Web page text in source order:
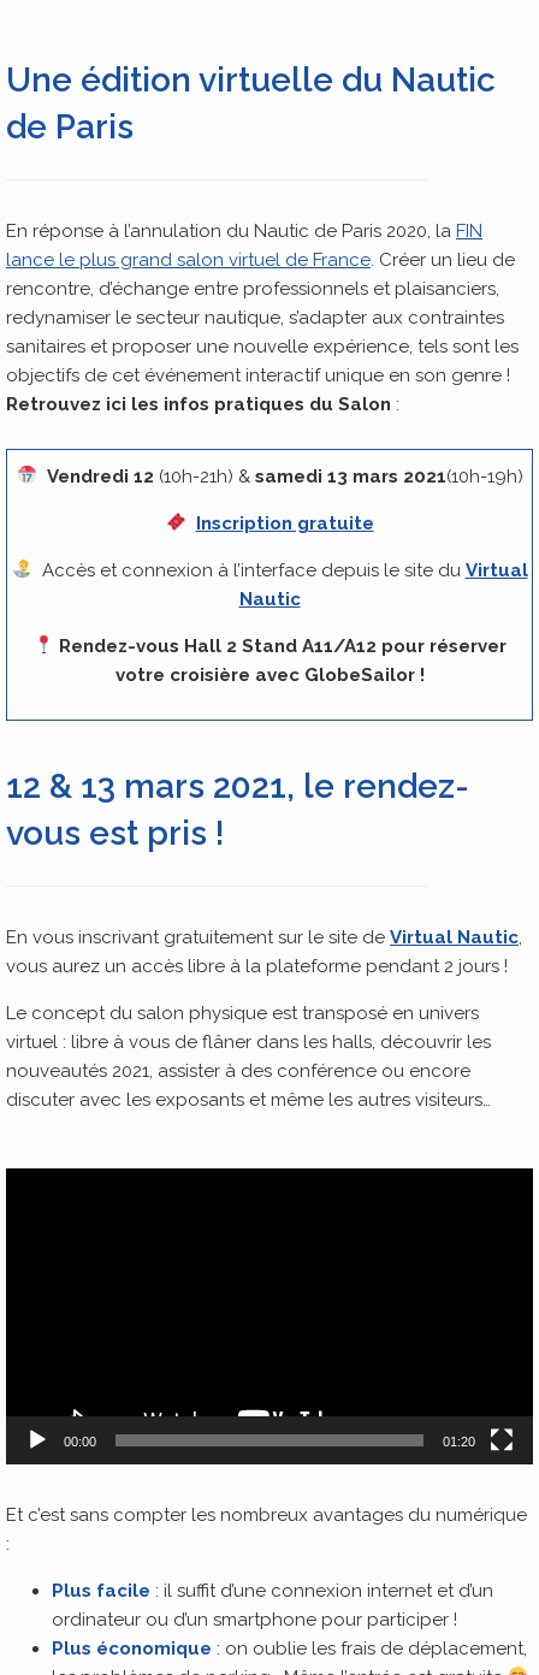
Une édition virtuelle du Nautic
de Paris
En réponse à l’annulation du Nautic de Paris 2020, la FIN
lance le plus grand salon virtuel de France . Créer un lieu de
rencontre, d’échange entre professionnels et plaisanciers,
redynamiser le secteur nautique, s’adapter aux contraintes
sanitaires et proposer une nouvelle expérience, tels sont les
objectifs de cet événement interactif unique en son genre !
Retrouvez ici les infos pratiques du Salon :
Vendredi 12 (10h-21h) & samedi 13 mars 2021(10h-19h)
Inscription gratuite
Accès et connexion à l’interface depuis le site du Virtual
Nautic
Rendez-vous Hall 2 Stand A11/A12 pour réserver
votre croisière avec GlobeSailor !
12 & 13 mars 2021, le rendez-
vous est pris !
En vous inscrivant gratuitement sur le site de Virtual Nautic
vous aurez un accès libre à la plateforme pendant 2 jours !
Le concept du salon physique est transposé en univers
virtuel : libre à vous de flâner dans les halls, découvrir les
nouveautés 2021, assister à des conférence ou encore
discuter avec les exposants et même les autres visiteurs…
00:00 01:20
Et c’est sans compter les nombreux avantages du numérique
:
Plus facile : il suffit d’une connexion internet et d’un
ordinateur ou d’un smartphone pour participer !
Plus économique : on oublie les frais de déplacement,